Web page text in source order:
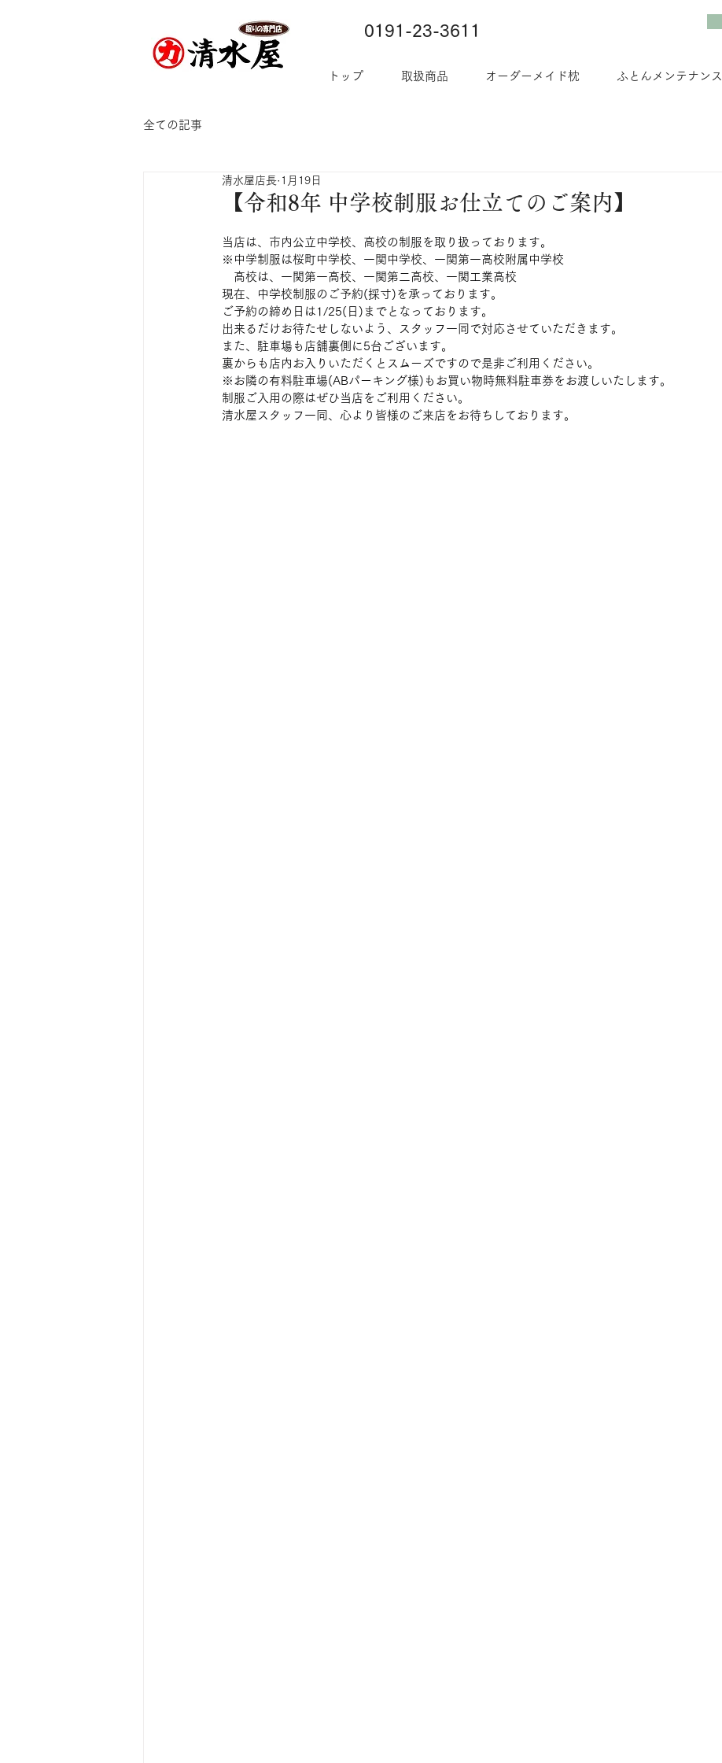
0191-23-3611
トップ 取扱商品 オーダーメイド枕 ふとんメンテナンス
全ての記事
【令和8年 中学校制服お仕立てのご案内】
清水屋店長 1月19日
当店は、市内公立中学校、高校の制服を取り扱っております。
※中学制服は桜町中学校、一関中学校、一関第一高校附属中学校
高校は、一関第一高校、一関第二高校、一関工業高校
現在、中学校制服のご予約(採寸)を承っております。
ご予約の締め日は1/25(日)までとなっております。
出来るだけお待たせしないよう、スタッフ一同で対応させていただきます。
また、駐車場も店舗裏側に5台ございます。
裏からも店内お入りいただくとスムーズですので是非ご利用ください。
※お隣の有料駐車場(ABパーキング様)もお買い物時無料駐車券をお渡しいたします。
制服ご入用の際はぜひ当店をご利用ください。
清水屋スタッフ一同、心より皆様のご来店をお待ちしております。